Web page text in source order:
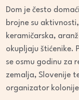
Dom je često
brojne su
keramičarska,
okupljaju štićenike.
se osmu godinu za
zemalja, Slovenije
organizator kolonije